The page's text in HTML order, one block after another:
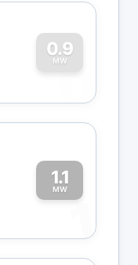
0.9
MW
0
1.1
MW
1